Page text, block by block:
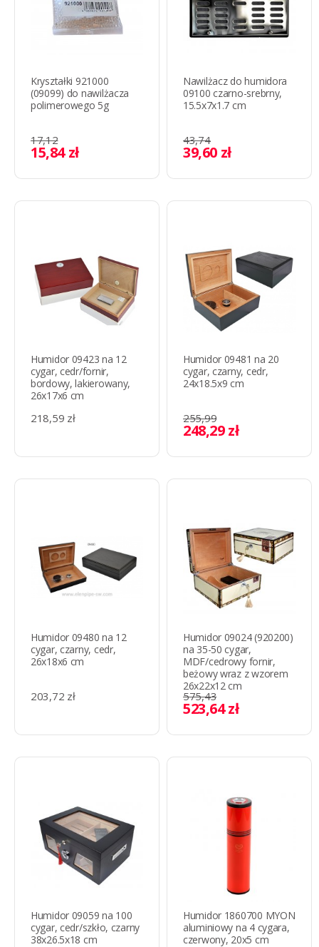
Kryształki 921000
(09099) do nawilżacza
polimerowego 5g
17,12
15,84 zł
Nawilżacz do humidora
09100 czarno-srebrny,
15.5x7x1.7 cm
43,74
39,60 zł
Humidor 09423 na 12
cygar, cedr/fornir,
bordowy, lakierowany,
26x17x6 cm
218,59 zł
Humidor 09481 na 20
cygar, czarny, cedr,
24x18.5x9 cm
255,99
248,29 zł
Humidor 09480 na 12
cygar, czarny, cedr,
26x18x6 cm
203,72 zł
Humidor 09024 (920200)
na 35-50 cygar,
MDF/cedrowy fornir,
beżowy wraz z wzorem
26x22x12 cm
575,43
523,64 zł
Humidor 09059 na 100
cygar, cedr/szkło, czarny
38x26.5x18 cm
Humidor 1860700 MYON
aluminiowy na 4 cygara,
czerwony, 20x5 cm